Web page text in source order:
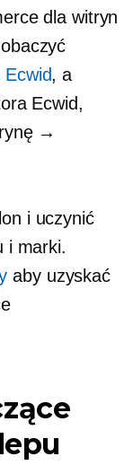
dla witryn
, a
Ecwid,
→
i uczynić
i marki.
aby uzyskać